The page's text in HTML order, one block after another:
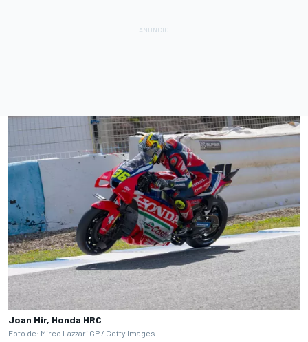
Joan Mir, Honda HRC
Foto de: Mirco Lazzari GP / Getty Images